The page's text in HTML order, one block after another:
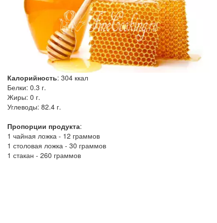
Калорийность: 304 ккал
Белки: 0.3 г.
Жиры: 0 г.
Углеводы: 82.4 г.
Пропорции продукта:
1 чайная ложка - 12 граммов
1 столовая ложка - 30 граммов
1 стакан - 260 граммов